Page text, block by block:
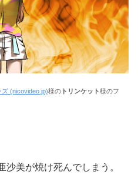
ズ (nicovideo.jp)様の トリンケット様のフ
沙美が焼け死んでしまう。